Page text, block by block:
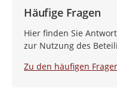
Häufige Fragen
Hier finden Sie
zur Nutzung des
Zu den häufigen